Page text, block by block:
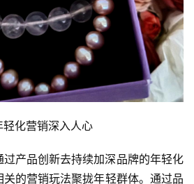
化营销深入人心
过产品创新去持续加深品牌的年轻化
的营销玩法聚拢年轻群体。通过品